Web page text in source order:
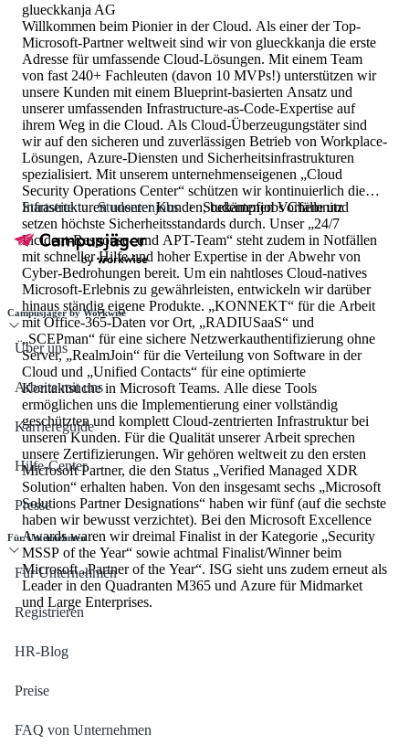
glueckkanja AG
Willkommen beim Pionier in der Cloud. Als einer der Top-
Microsoft-Partner weltweit sind wir von glueckkanja die erste
Adresse für umfassende Cloud-Lösungen. Mit einem Team
von fast 240+ Fachleuten (davon 10 MVPs!) unterstützen wir
unsere Kunden mit einem Blueprint-basierten Ansatz und
unserer umfassenden Infrastructure-as-Code-Expertise auf
ihrem Weg in die Cloud. Als Cloud-Überzeugungstäter sind
wir auf den sicheren und zuverlässigen Betrieb von Workplace-
Lösungen, Azure-Diensten und Sicherheitsinfrastrukturen
spezialisiert. Mit unserem unternehmenseigenen „Cloud
Security Operations Center“ schützen wir kontinuierlich die
Infrastrukturen unserer Kunden, bekämpfen Vorfälle und
setzen höchste Sicherheitsstandards durch. Unser „24/7
Incident-Response- und APT-Team“ steht zudem in Notfällen
mit schneller Hilfe und hoher Expertise in der Abwehr von
Cyber-Bedrohungen bereit. Um ein nahtloses Cloud-natives
Microsoft-Erlebnis zu gewährleisten, entwickeln wir darüber
hinaus ständig eigene Produkte. „KONNEKT“ für die Arbeit
mit Office-365-Daten vor Ort, „RADIUSaaS“ und
„SCEPman“ für eine sichere Netzwerkauthentifizierung ohne
Server, „RealmJoin“ für die Verteilung von Software in der
Cloud und „Unified Contacts“ für eine optimierte
Kontaktsuche in Microsoft Teams. Alle diese Tools
ermöglichen uns die Implementierung einer vollständig
geschützten und komplett Cloud-zentrierten Infrastruktur bei
unseren Kunden. Für die Qualität unserer Arbeit sprechen
unsere Zertifizierungen. Wir gehören weltweit zu den ersten
Microsoft Partner, die den Status „Verified Managed XDR
Solution“ erhalten haben. Von den insgesamt sechs „Microsoft
Solutions Partner Designations“ haben wir fünf (auf die sechste
haben wir bewusst verzichtet). Bei den Microsoft Excellence
Awards waren wir dreimal Finalist in der Kategorie „Security
MSSP of the Year“ sowie achtmal Finalist/Winner beim
Microsoft „Partner of the Year“. ISG sieht uns zudem erneut als
Leader in den Quadranten M365 und Azure für Midmarket
und Large Enterprises.
Startseite Studentenjobs Studentenjobs Chemnitz
Campusjäger by Workwise
Über uns
Arbeite mit uns
Karriereguide
Hilfe-Center
Presse
Für Unternehmen
Für Unternehmen
Registrieren
HR-Blog
Preise
FAQ von Unternehmen